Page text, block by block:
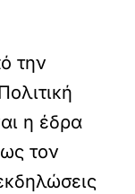
την
η έδρα
τον